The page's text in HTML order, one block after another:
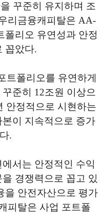
꾸준히 유지하며 조
리금융캐피탈은 AA-
폴리오 유연성과 안정
꼽았다.
트폴리오를 유연하게
준히 12조원 이상으
안정적으로 시현하는
이 지속적으로 증가
.
서는 안정적인 수익
경쟁력으로 꼽고 있
을 안전자산으로 평가
피탈은 사업 포트폴